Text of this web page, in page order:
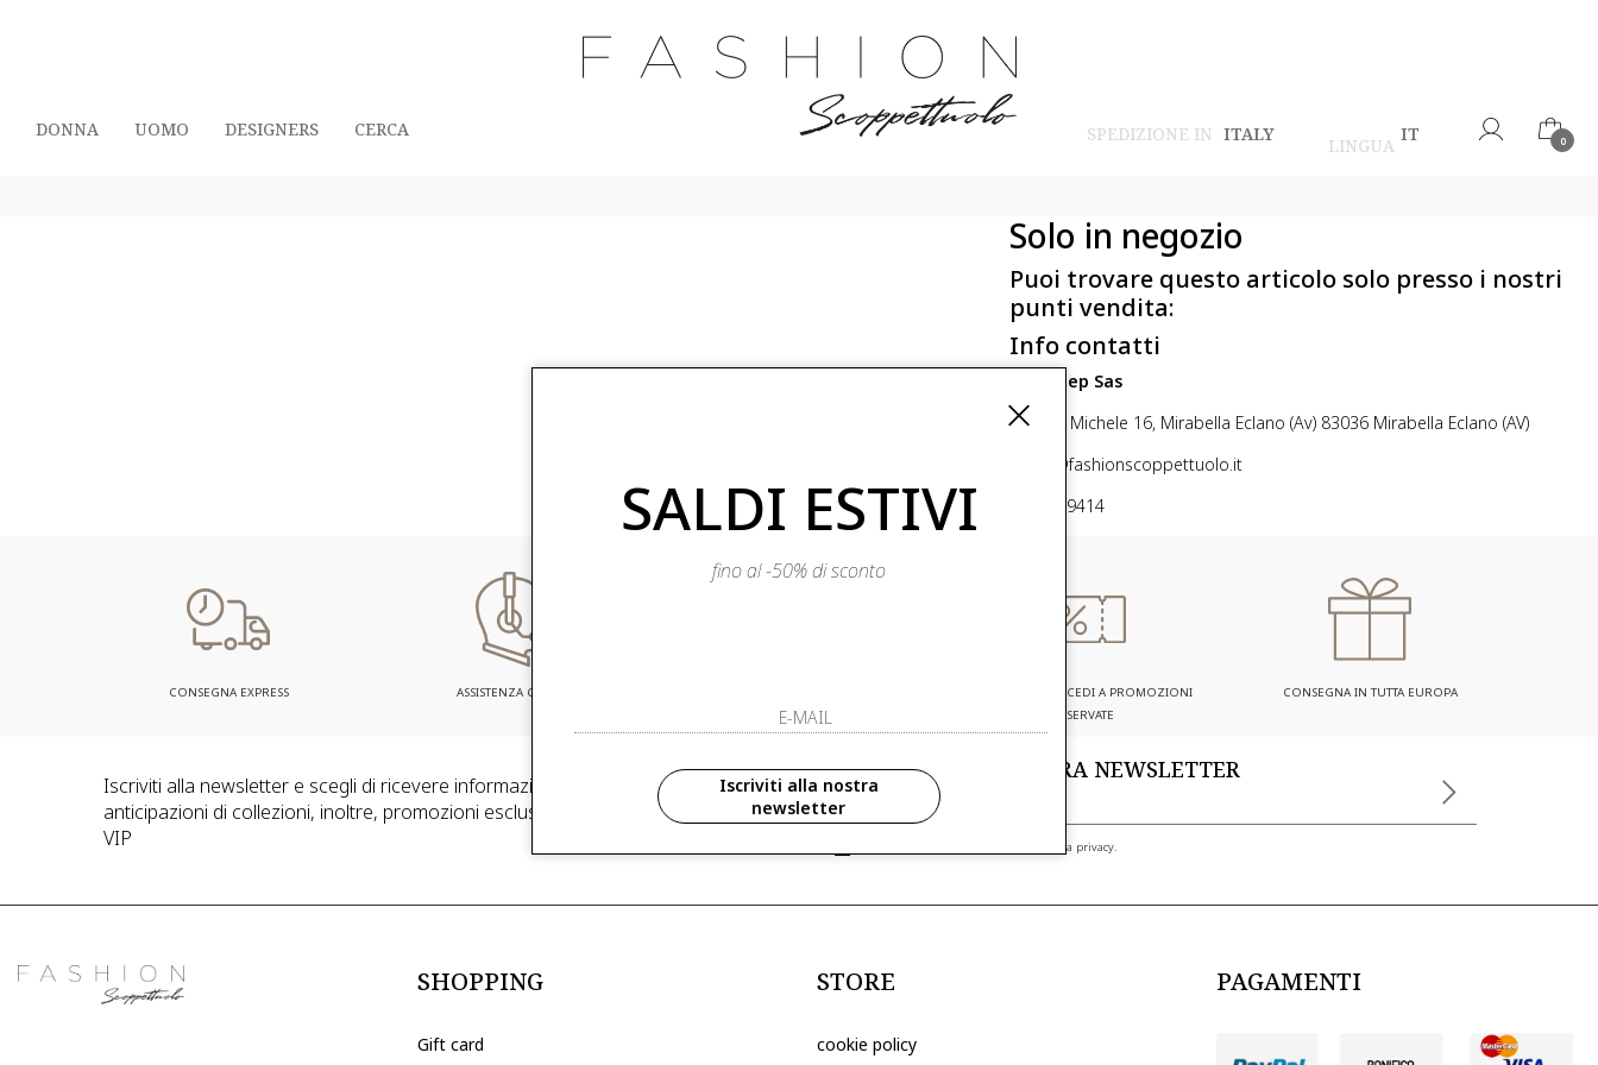
SPEDIZIONE IN ITALY
LINGUA
IT 0
DONNA UOMO DESIGNERS CERCA
Solo in negozio
Puoi trovare questo articolo solo presso i nostri
punti vendita:
Info contatti
First step Sas
Via San Michele 16, Mirabella Eclano (Av) 83036 Mirabella Eclano (AV)
ordini@fashionscoppettuolo.it
0825449414
CONSEGNA EXPRESS ASSISTENZA CLIENTI
ISCRIVITI ED ACCEDI A PROMOZIONI
RISERVATE
CONSEGNA IN TUTTA EUROPA
Iscriviti alla newsletter e scegli di ricevere informazioni in anteprima ed
anticipazioni di collezioni, inoltre, promozioni esclusive riservate ai nostri clienti
VIP
ISCRIVITI ALLA NOSTRA NEWSLETTER
ho letto ed accettato le condizioni sulla privacy.
SHOPPING
Gift card
STORE
cookie policy
PAGAMENTI
SALDI ESTIVI
fino al -50% di sconto
Iscriviti alla nostra
newsletter